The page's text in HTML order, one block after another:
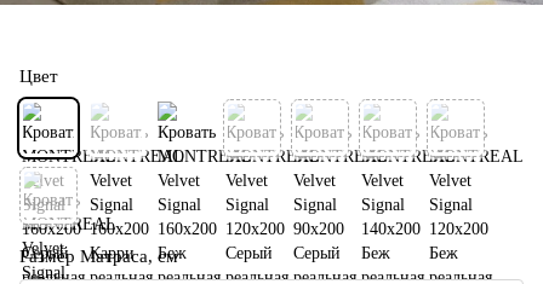
Цвет
Размер Матраса, см